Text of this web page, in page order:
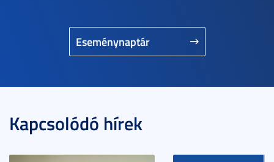
Eseménynaptár
Kapcsolódó hírek